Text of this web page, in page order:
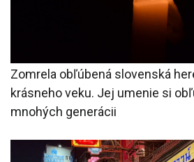
Zomrela obľúbená slovenská
krásneho veku. Jej umenie si
mnohých generácii